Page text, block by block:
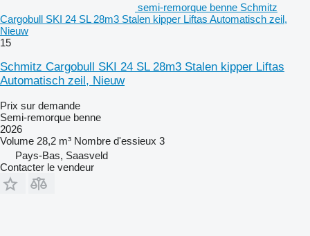
semi-remorque benne Schmitz
Cargobull SKI 24 SL 28m3 Stalen kipper Liftas Automatisch zeil,
Nieuw
15
Schmitz Cargobull SKI 24 SL 28m3 Stalen kipper Liftas
Automatisch zeil, Nieuw
Prix sur demande
Semi-remorque benne
2026
Volume 28,2 m³ Nombre d'essieux 3
Pays-Bas, Saasveld
Contacter le vendeur